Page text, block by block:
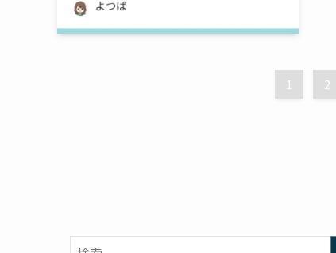
1 2